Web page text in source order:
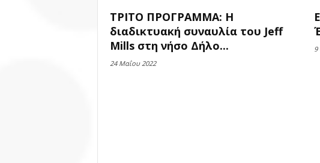
ΤΡΙΤΟ ΠΡΟΓΡΑΜΜΑ: Η
διαδικτυακή συναυλία του Jeff
Mills στη νήσο Δήλο...
24 Μαΐου 2022
9